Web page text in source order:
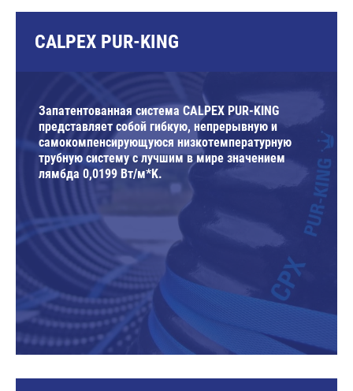
CALPEX PUR-KING
Запатентованная система CALPEX PUR-KING
представляет собой гибкую, непрерывную и
самокомпенсирующуюся низкотемпературную
трубную систему с лучшим в мире значением
лямбда 0,0199 Вт/м*K.